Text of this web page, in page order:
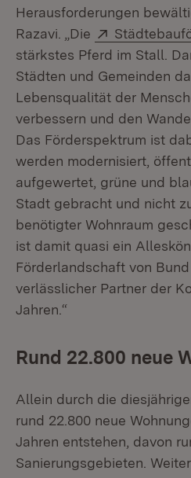
Herausforderungen
Razavi. „Die
Extern:
stärkstes Pferd im Stall.
Städten und Gemeinden
Lebensqualität der
verbessern und den
Das Förderspektrum ist
werden modernisiert,
aufgewertet, grüne und
Stadt gebracht und nicht
benötigter Wohnraum
ist damit quasi ein
Förderlandschaft von
verlässlicher Partner der
Jahren.“
Rund 22.800 neue
Allein durch die
rund 22.800 neue
Jahren entstehen, davon
Sanierungsgebieten.